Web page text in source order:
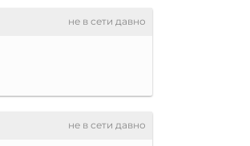
не в сети давно
не в сети давно